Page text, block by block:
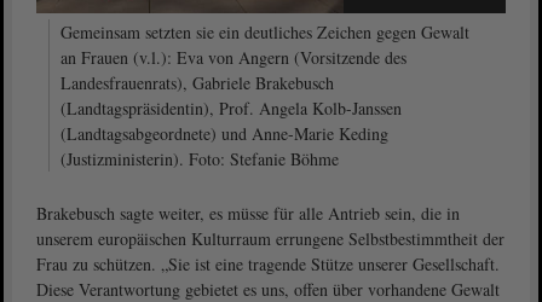
Gemeinsam setzten sie ein deutliches Zeichen gegen Gewalt
an Frauen (v.l.): Eva von Angern (Vorsitzende des
Landesfrauenrats), Gabriele Brakebusch
(Landtagspräsidentin), Prof. Angela Kolb-Janssen
(Landtagsabgeordnete) und Anne-Marie Keding
(Justizministerin). Foto: Stefanie Böhme
Brakebusch sagte weiter, es müsse für alle Antrieb sein, die in
unserem europäischen Kulturraum errungene Selbstbestimmtheit der
Frau zu schützen. „Sie ist eine tragende Stütze unserer Gesellschaft.
Diese Verantwortung gebietet es uns, offen über vorhandene Gewalt